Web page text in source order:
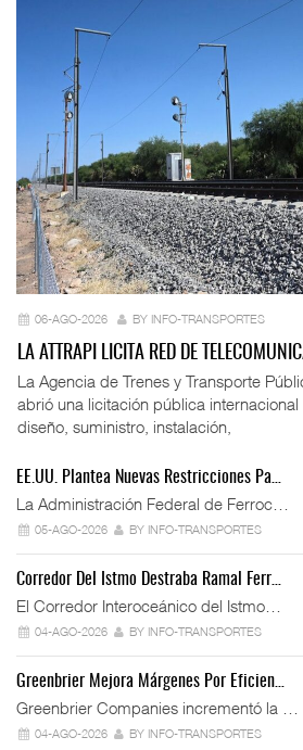
06-AGO-2026 BY INFO-TRANSPORTES
LA ATTRAPI LICITA RED DE
La Agencia de Trenes y Transporte
abrió una licitación pública
diseño, suministro, instalación,
EE.UU. Plantea Nuevas Restricciones Pa…
La Administración Federal de Ferroc…
05-AGO-2026 BY INFO-TRANSPORTES
Corredor Del Istmo Destraba Ramal Ferr…
El Corredor Interoceánico del Istmo…
04-AGO-2026 BY INFO-TRANSPORTES
Greenbrier Mejora Márgenes Por Eficien…
Greenbrier Companies incrementó la …
04-AGO-2026 BY INFO-TRANSPORTES